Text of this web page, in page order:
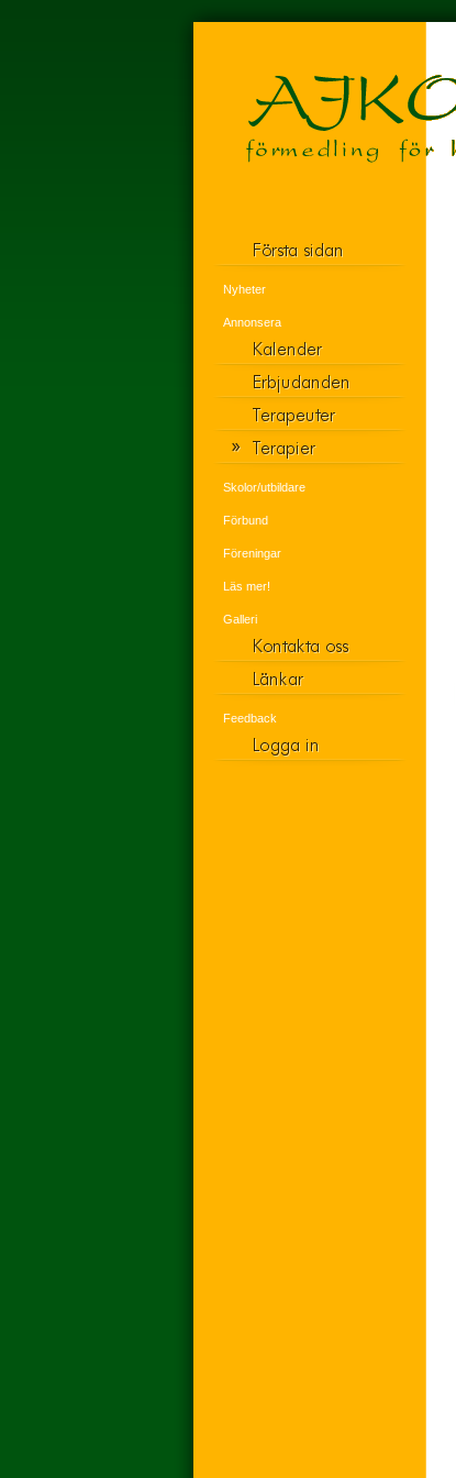
Nyheter
Annonsera
Skolor/utbildare
Förbund
Föreningar
Läs mer!
Galleri
Feedback